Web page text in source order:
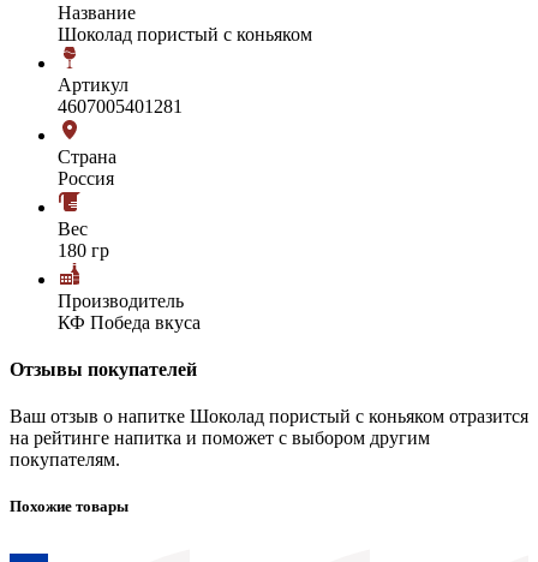
Название
Шоколад пористый с коньяком
Артикул
4607005401281
Страна
Россия
Вес
180 гр
Производитель
КФ Победа вкуса
Отзывы покупателей
Ваш отзыв о напитке Шоколад пористый с коньяком отразится
на рейтинге напитка и поможет с выбором другим
покупателям.
Похожие товары